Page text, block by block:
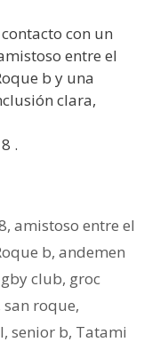
con un
entre el
b y una
clara,
.
,amistoso entre el
b, andemen
club, groc
san roque,
, senior b, Tatami